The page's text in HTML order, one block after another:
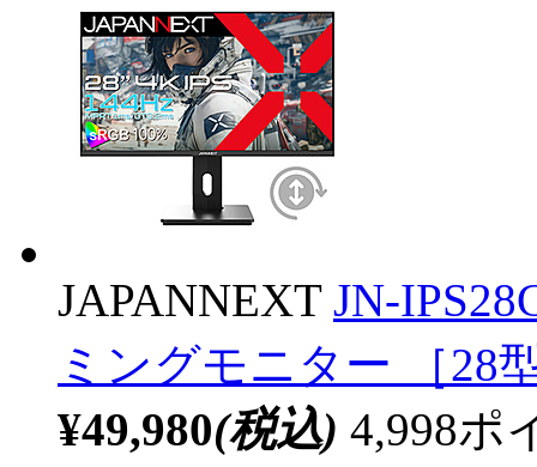
JAPANNEXT JN-
ミングモニター ［28
¥49,980(税込) 4,998ポ